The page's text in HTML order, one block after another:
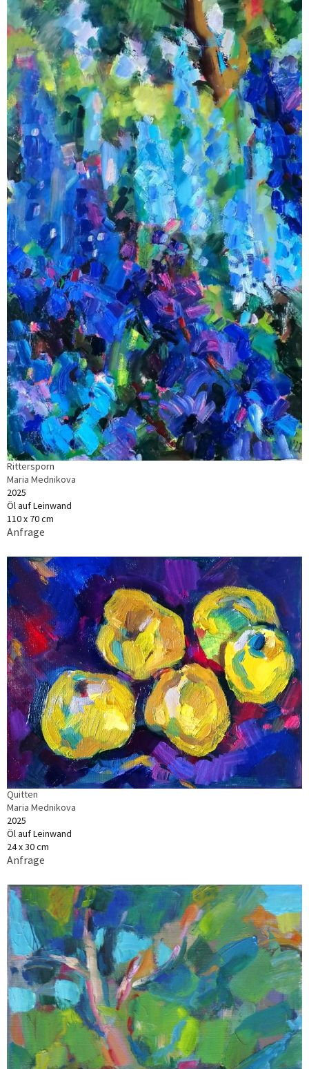
Rittersporn
Maria Mednikova
2025
Öl auf Leinwand
110 x 70 cm
Anfrage
Quitten
Maria Mednikova
2025
Öl auf Leinwand
24 x 30 cm
Anfrage